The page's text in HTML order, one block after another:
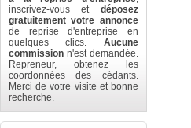
inscrivez-vous et déposez
gratuitement votre annonce
de reprise d'entreprise en
quelques clics. Aucune
commission n'est demandée.
Repreneur, obtenez les
coordonnées des cédants.
Merci de votre visite et bonne
recherche.